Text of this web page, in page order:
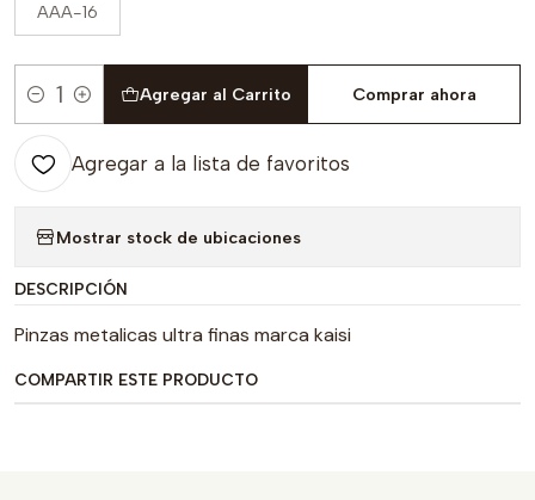
AAA-16
Cantidad
Agregar al Carrito Comprar ahora
Agregar a la lista de favoritos
Mostrar stock de ubicaciones
DESCRIPCIÓN
Pinzas metalicas ultra finas marca kaisi
COMPARTIR ESTE PRODUCTO